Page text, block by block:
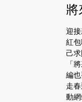
迎
紅
己
「
編
走
動